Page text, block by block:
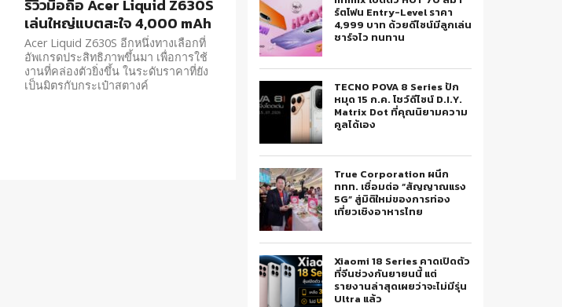
รีวิวมือถือ Acer Liquid Z630S
เล่นใหญ่แบตสะใจ 4,000 mAh
Acer Liquid Z630S อีกหนึ่งทางเลือกที่
อัพเกรดประสิทธิภาพขึ้นมา เพื่อการใช้
งานที่คล่องตัวยิ่งขึ้น ในระดับราคาที่ยัง
เป็นมิตรกับกระเป๋าสตางค์
ร์ตโฟน Entry-Level ราคา
4,999 บาท ด้วยดีไซน์มีลูกเล่น
ชาร์จไว ทนทาน
TECNO POVA 8 Series ปัก
หมุด 15 ก.ค. โชว์ดีไซน์ D.I.Y.
Matrix Dot ที่คุณนิยามความ
คูลได้เอง
True Corporation ผนึก
ททท. เชื่อมต่อ “สัญญาณแรง
5G” สู่มิติใหม่ของการท่อง
เที่ยวเชิงอาหารไทย
Xiaomi 18 Series คาดเปิดตัว
ที่จีนช่วงกันยายนนี้ แต่
รายงานล่าสุดเผยว่าจะไม่มีรุ่น
Ultra แล้ว